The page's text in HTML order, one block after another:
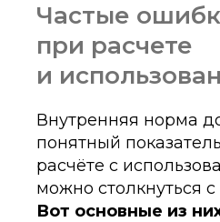
Частые
при расчете
и
Внутренняя норма
понятный
расчёте с
можно столкнуться
Вот основные из